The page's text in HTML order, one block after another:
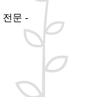
전문 -